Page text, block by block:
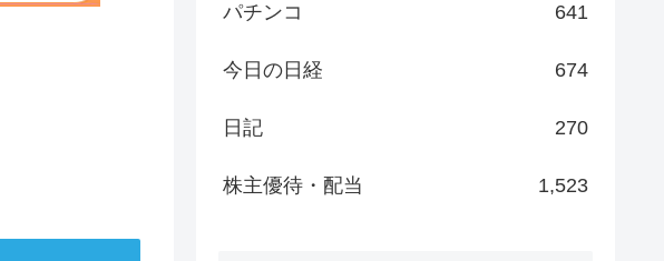
パチンコ 641
今日の日経 674
日記 270
株主優待・配当 1,523